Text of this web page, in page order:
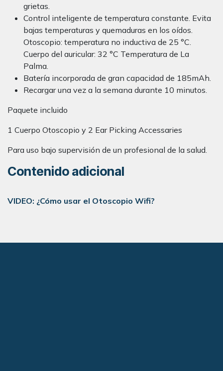
grietas.
Control inteligente de temperatura constante. Evita
bajas temperaturas y quemaduras en los oídos.
Otoscopio: temperatura no inductiva de 25 °C.
Cuerpo del auricular: 32 °C Temperatura de La
Palma.
Batería incorporada de gran capacidad de 185mAh.
Recargar una vez a la semana durante 10 minutos.
Paquete incluido
1 Cuerpo Otoscopio y 2 Ear Picking Accessaries
Para uso bajo supervisión de un profesional de la salud.
Contenido adicional
VIDEO: ¿Cómo usar el Otoscopio Wifi?